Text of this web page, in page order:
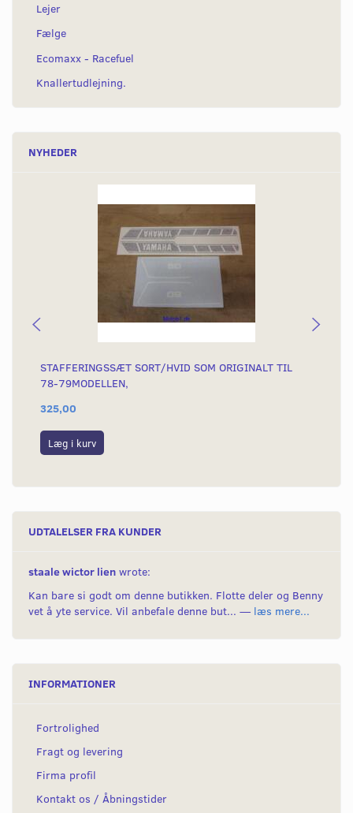
Lejer
Fælge
Ecomaxx - Racefuel
Knallertudlejning.
NYHEDER
STAFFERINGSSÆT SORT/HVID SOM ORIGINALT TIL
78-79MODELLEN,
325,00
Læg i kurv
UDTALELSER FRA KUNDER
staale wictor lien wrote:
Kan bare si godt om denne butikken. Flotte deler og Benny
vet å yte service. Vil anbefale denne but... — læs mere...
INFORMATIONER
Fortrolighed
Fragt og levering
Firma profil
Kontakt os / Åbningstider